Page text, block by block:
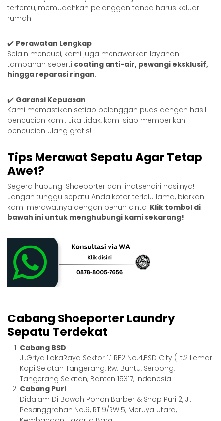
tertentu, memudahkan pelanggan tanpa harus keluar
rumah.
✔️ Perawatan Lengkap
Selain mencuci, kami juga menawarkan layanan
tambahan seperti coating anti-air, pewangi eksklusif,
hingga reparasi ringan.
✔️ Garansi Kepuasan
Kami memastikan setiap pelanggan puas dengan hasil
pencucian kami. Jika tidak, kami siap memberikan
pencucian ulang gratis!
Tips Merawat Sepatu Agar Tetap
Awet?
Segera hubungi Shoeporter dan lihatsendiri hasilnya!
Jangan tunggu sepatu Anda kotor terlalu lama, biarkan
kami merawatnya dengan penuh cinta! Klik tombol di
bawah ini untuk menghubungi kami sekarang!
Cabang Shoeporter Laundry
Sepatu Terdekat
Cabang BSD
Jl.Griya LokaRaya Sektor 1.1 RE2 No.4,BSD City (Lt.2 Lemari
Kopi Selatan Tangerang, Rw. Buntu, Serpong,
Tangerang Selatan, Banten 15317, Indonesia
Cabang Puri
Didalam Di Bawah Pohon Barber & Shop Puri 2, Jl.
Pesanggrahan No.9, RT.9/RW.5, Meruya Utara,